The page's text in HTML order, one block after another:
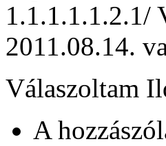
1.1.1.1.1.2.1/
2011.08.14.
Válaszoltam
A